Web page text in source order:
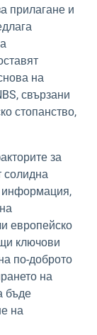
прилагане и
на
свързани
стопанство,
за
солидна
информация,
европейско
ключови
по-доброто
на
бъде
на